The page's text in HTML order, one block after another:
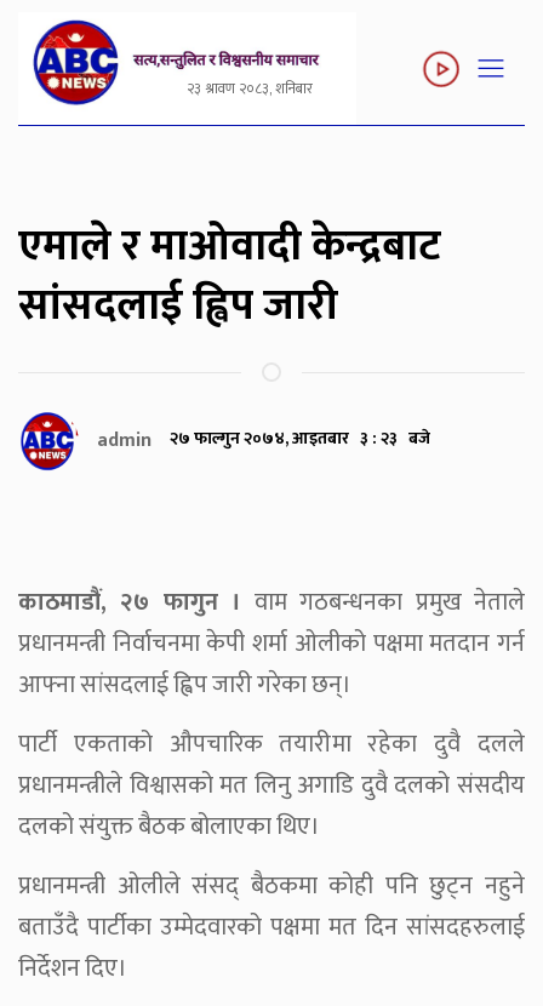
२३ श्रावण २०८३, शनिबार
एमाले र माओवादी केन्द्रबाट
सांसदलाई ह्विप जारी
admin २७ फाल्गुन २०७४, आइतबार ३ : २३ बजे
काठमाडौं, २७ फागुन । वाम गठबन्धनका प्रमुख नेताले
प्रधानमन्त्री निर्वाचनमा केपी शर्मा ओलीको पक्षमा मतदान गर्न
आफ्ना सांसदलाई ह्विप जारी गरेका छन्।
पार्टी एकताको औपचारिक तयारीमा रहेका दुवै दलले
प्रधानमन्त्रीले विश्वासको मत लिनु अगाडि दुवै दलको संसदीय
दलको संयुक्त बैठक बोलाएका थिए।
प्रधानमन्त्री ओलीले संसद् बैठकमा कोही पनि छुट्न नहुने
बताउँदै पार्टीका उम्मेदवारको पक्षमा मत दिन सांसदहरुलाई
निर्देशन दिए।